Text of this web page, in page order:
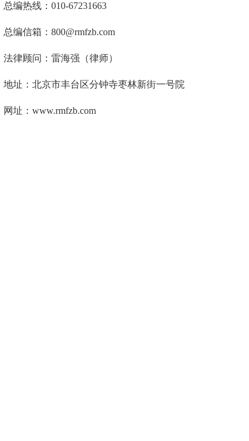
总编热线：010-67231663
总编信箱：800@rmfzb.com
法律顾问： 雷海强（律师）
地址：北京市丰台区分钟寺枣林新街一号院
网址：www.rmfzb.com